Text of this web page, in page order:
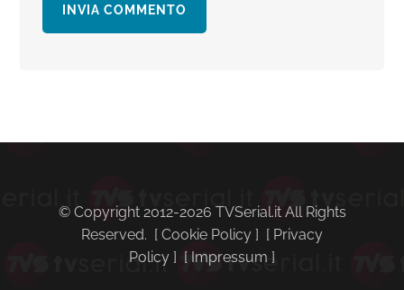
primaria
© Copyright 2012-2026 TVSerial.it All Rights
Reserved. [ Cookie Policy ] [ Privacy
Policy ] [ Impressum ]